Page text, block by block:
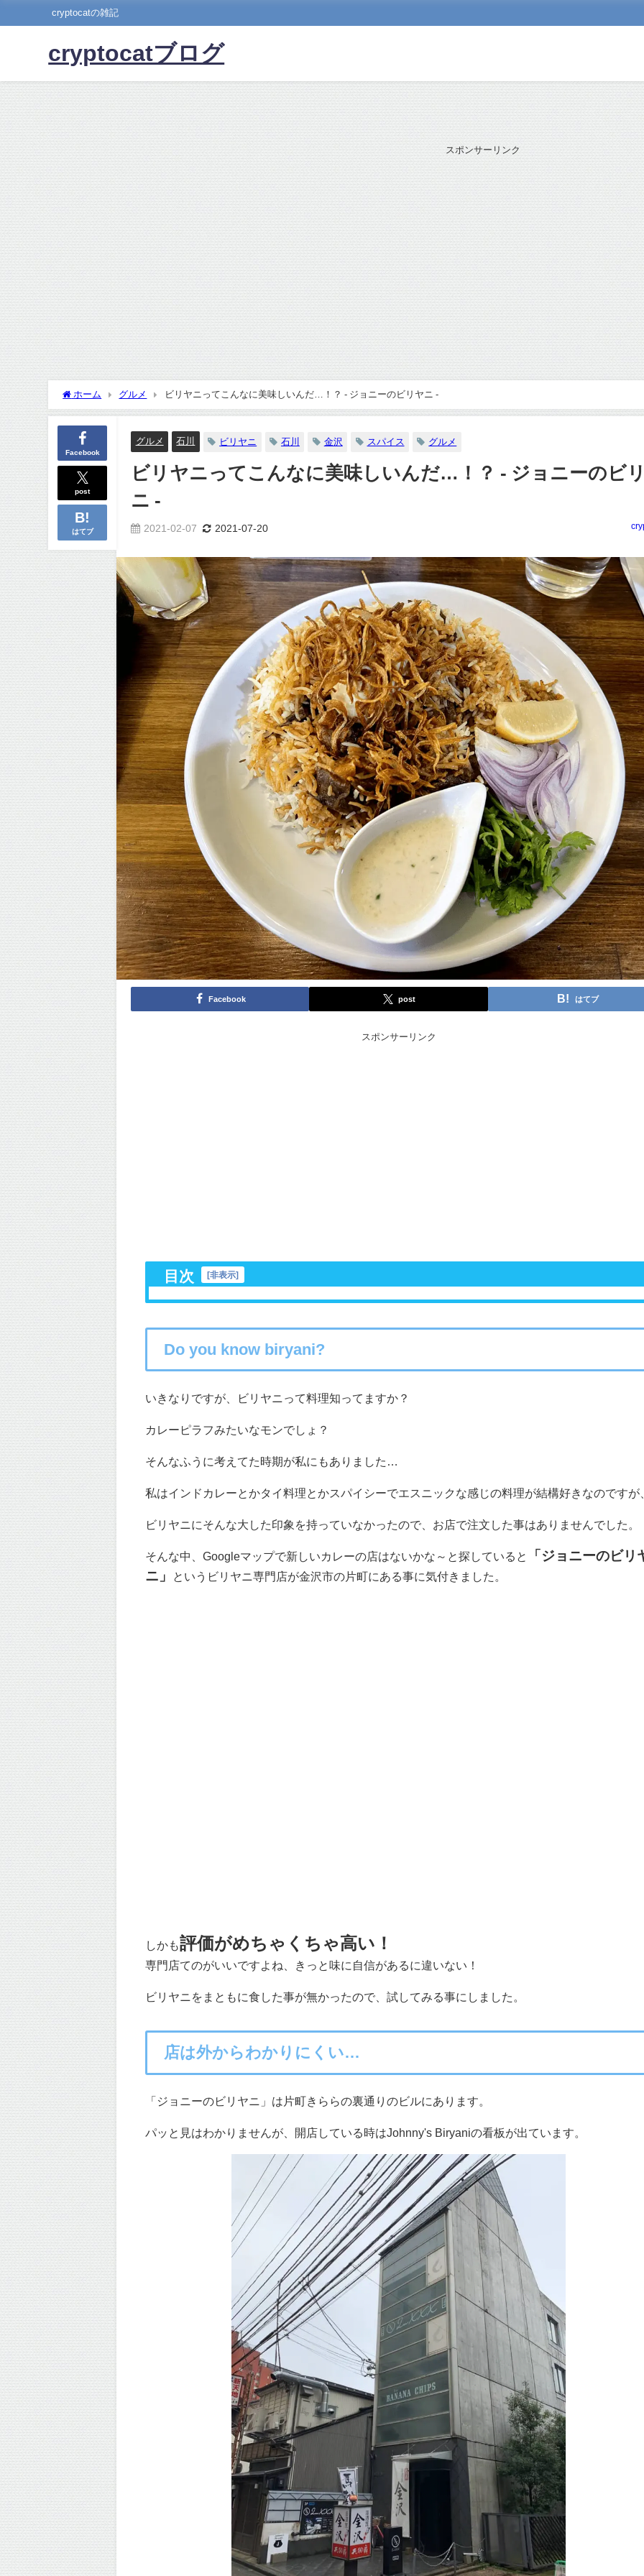
cryptocatの雑記
cryptocatブログ
スポンサーリンク
ホーム グルメ ビリヤニってこんなに美味しいんだ…！？ - ジョニーのビリヤニ -
Facebook
post
はてブ
グルメ 石川 ビリヤニ 石川 金沢 スパイス グルメ
ビリヤニってこんなに美味しいんだ…！？ - ジョニーのビ
ニ -
2021-02-07 2021-07-20
Facebook post はてブ
スポンサーリンク
目次 [非表示]
Do you know biryani?
いきなりですが、ビリヤニって料理知ってますか？
カレーピラフみたいなモンでしょ？
そんなふうに考えてた時期が私にもありました…
私はインドカレーとかタイ料理とかスパイシーでエスニックな感じの料理が結構好きなのですが
ビリヤニにそんな大した印象を持っていなかったので、お店で注文した事はありませんでした。
そんな中、Googleマップで新しいカレーの店はないかな～と探していると
「ジョニーのビリ
ニ」
というビリヤニ専門店が金沢市の片町にある事に気付きました。
しかも評価がめちゃくちゃ高い！
専門店てのがいいですよね、きっと味に自信があるに違いない！
ビリヤニをまともに食した事が無かったので、試してみる事にしました。
店は外からわかりにくい…
「ジョニーのビリヤニ」は片町きららの裏通りのビルにあります。
パッと見はわかりませんが、開店している時はJohnny's Biryaniの看板が出ています。